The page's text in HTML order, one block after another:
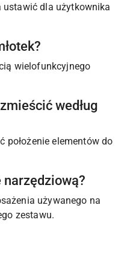
ustawić dla użytkownika
wielofunkcyjnego
według
położenie elementów do
narzędziową?
używanego na
zestawu.